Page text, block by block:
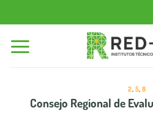
al
contenido
2, 5,8
Consejo Regional de